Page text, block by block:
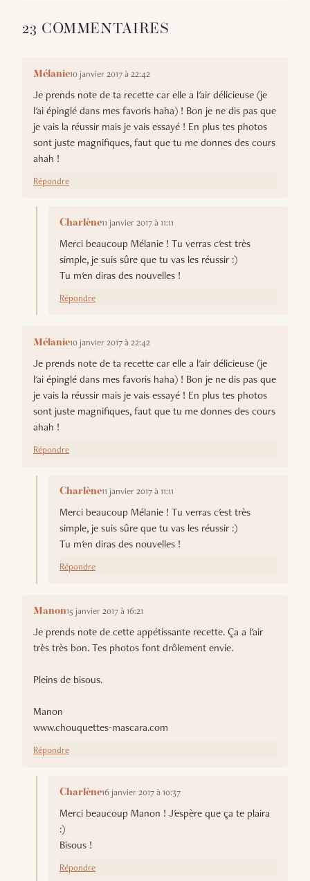
23 COMMENTAIRES
Mélanie10 janvier 2017 à 22:42
Je prends note de ta recette car elle a l'air délicieuse (je
l'ai épinglé dans mes favoris haha) ! Bon je ne dis pas que
je vais la réussir mais je vais essayé ! En plus tes photos
sont juste magnifiques, faut que tu me donnes des cours
ahah !
Répondre
Charlène11 janvier 2017 à 11:11
Merci beaucoup Mélanie ! Tu verras c'est très
simple, je suis sûre que tu vas les réussir :)
Tu m'en diras des nouvelles !
Répondre
Mélanie10 janvier 2017 à 22:42
Je prends note de ta recette car elle a l'air délicieuse (je
l'ai épinglé dans mes favoris haha) ! Bon je ne dis pas que
je vais la réussir mais je vais essayé ! En plus tes photos
sont juste magnifiques, faut que tu me donnes des cours
ahah !
Répondre
Charlène11 janvier 2017 à 11:11
Merci beaucoup Mélanie ! Tu verras c'est très
simple, je suis sûre que tu vas les réussir :)
Tu m'en diras des nouvelles !
Répondre
Manon15 janvier 2017 à 16:21
Je prends note de cette appétissante recette. Ça a l'air
très très bon. Tes photos font drôlement envie.
Pleins de bisous.
Manon
www.chouquettes-mascara.com
Répondre
Charlène16 janvier 2017 à 10:37
Merci beaucoup Manon ! J'espère que ça te plaira
:)
Bisous !
Répondre